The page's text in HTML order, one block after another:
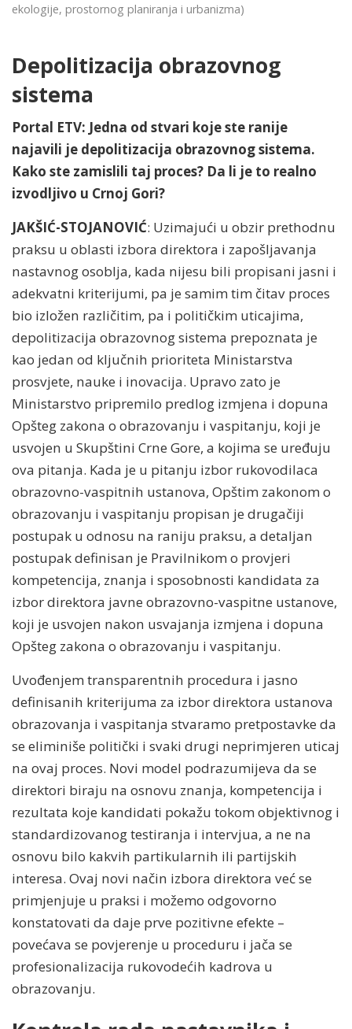
ekologije, prostornog planiranja i urbanizma)
Depolitizacija obrazovnog
sistema
Portal ETV: Jedna od stvari koje ste ranije
najavili je depolitizacija obrazovnog sistema.
Kako ste zamislili taj proces? Da li je to realno
izvodljivo u Crnoj Gori?
JAKŠIĆ-STOJANOVIĆ: Uzimajući u obzir prethodnu
praksu u oblasti izbora direktora i zapošljavanja
nastavnog osoblja, kada nijesu bili propisani jasni i
adekvatni kriterijumi, pa je samim tim čitav proces
bio izložen različitim, pa i političkim uticajima,
depolitizacija obrazovnog sistema prepoznata je
kao jedan od ključnih prioriteta Ministarstva
prosvjete, nauke i inovacija. Upravo zato je
Ministarstvo pripremilo predlog izmjena i dopuna
Opšteg zakona o obrazovanju i vaspitanju, koji je
usvojen u Skupštini Crne Gore, a kojima se uređuju
ova pitanja. Kada je u pitanju izbor rukovodilaca
obrazovno-vaspitnih ustanova, Opštim zakonom o
obrazovanju i vaspitanju propisan je drugačiji
postupak u odnosu na raniju praksu, a detaljan
postupak definisan je Pravilnikom o provjeri
kompetencija, znanja i sposobnosti kandidata za
izbor direktora javne obrazovno-vaspitne ustanove,
koji je usvojen nakon usvajanja izmjena i dopuna
Opšteg zakona o obrazovanju i vaspitanju.
Uvođenjem transparentnih procedura i jasno
definisanih kriterijuma za izbor direktora ustanova
obrazovanja i vaspitanja stvaramo pretpostavke da
se eliminiše politički i svaki drugi neprimjeren uticaj
na ovaj proces. Novi model podrazumijeva da se
direktori biraju na osnovu znanja, kompetencija i
rezultata koje kandidati pokažu tokom objektivnog i
standardizovanog testiranja i intervjua, a ne na
osnovu bilo kakvih partikularnih ili partijskih
interesa. Ovaj novi način izbora direktora već se
primjenjuje u praksi i možemo odgovorno
konstatovati da daje prve pozitivne efekte –
povećava se povjerenje u proceduru i jača se
profesionalizacija rukovodećih kadrova u
obrazovanju.